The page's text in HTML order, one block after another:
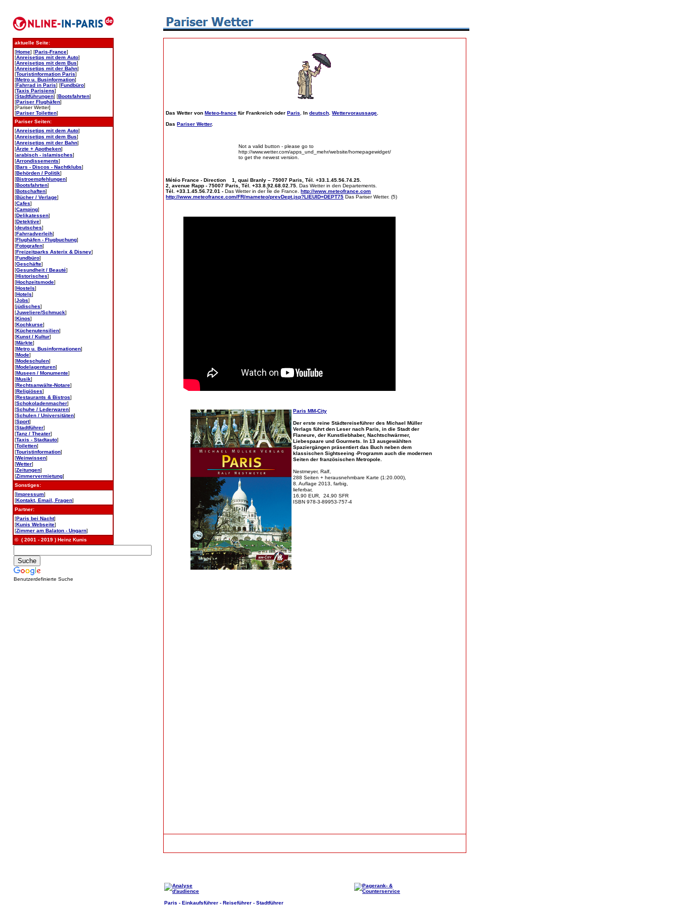
aktuelle Seite:
[Home] [Paris-France]
[Anreisetips mit dem Auto]
[Anreisetips mit dem Bus]
[Anreisetips mit der Bahn]
[Touristinformation Paris]
[Metro u. Businformation]
[Fahrrad in Paris] [Fundbüro]
[Taxis Parisiens]
[Stadtführungen] [Bootsfahrten]
[Pariser Flughäfen]
[Pariser Wetter]
[Pariser Toiletten]
Pariser Seiten:
[Anreisetips mit dem Auto]
[Anreisetips mit dem Bus]
[Anreisetips mit der Bahn]
[Ärzte + Apotheken]
[arabisch - islamisches]
[Arrondissements]
[Bars - Discos - Nachtklubs]
[Behörden / Politik]
[Bistroempfehlungen]
[Bootsfahrten]
[Botschaften]
[Bücher / Verlage]
[Cafes]
[Camping]
[Delikatessen]
[Detektive]
[deutsches]
[Fahrradverleih]
[Flughäfen - Flugbuchung]
[Fotografen]
[Freizeitparks Asterix & Disney]
[Fundbüro]
[Geschäfte]
[Gesundheit / Beauté]
[Historisches]
[Hochzeitsmode]
[Hostels]
[Hotels]
[Jobs]
[jüdisches]
[Juweliere/Schmuck]
[Kinos]
[Kochkurse]
[Küchenutensilien]
[Kunst / Kultur]
[Märkte]
[Metro u. Businformationen]
[Mode]
[Modeschulen]
[Modelagenturen]
[Museen / Monumente]
[Musik]
[Rechtsanwälte-Notare]
[Religiöses]
[Restaurants & Bistros]
[Schokoladenmacher]
[Schuhe / Lederwaren]
[Schulen / Universitäten]
[Sport]
[Stadtführer]
[Tanz / Theater]
[Taxis - Stadtauto]
[Toiletten]
[Touristinformation]
[Weinwissen]
[Wetter]
[Zeitungen]
[Zimmervermietung]
Sonstiges:
[Impressum]
[Kontakt, Email, Fragen]
Partner:
[Paris bei Nacht]
[Kunis Webseite]
[Zimmer am Balaton - Ungarn]
© ( 2001 - 2019 ) Heinz Kunis
Benutzerdefinierte Suche
Das Wetter vonMeteo-france für Frankreich oderParis. Indeutsch.Wettervoraussage.
DasPariser Wetter.
Not a valid button - please go to
http://www.wetter.com/apps_und_mehr/website/homepagewidget/
to get the newest version.
Météo France - Direction 1, quai Branly – 75007 Paris, Tél. +33.1.45.56.74.25.
2, avenue Rapp - 75007 Paris, Tél. +33.8.92.68.02.75.Das Wetter in den Departements.
Tél. +33.1.45.56.72.01 -Das Wetter in der Île de France. http://www.meteofrance.com
http://www.meteofrance.com/FR/mameteo/prevDept.jsp?LIEUID=DEPT75 Das Pariser Wetter. (5)
Paris MM-City
Der erste reine Städtereiseführer des Michael Müller
Verlags führt den Leser nach Paris, in die Stadt der
Flaneure, der Kunstliebhaber, Nachtschwärmer,
Liebespaare und Gourmets. In 13 ausgewählten
Spaziergängen präsentiert das Buch neben dem
klassischen Sightseeing -Programm auch die modernen
Seiten der französischen Metropole.
Nestmeyer, Ralf,
288 Seiten + herausnehmbare Karte (1:20.000),
8. Auflage 2013, farbig,
lieferbar,
16,90 EUR, 24,90 SFR
ISBN 978-3-89953-757-4
Paris - Einkaufsführer - Reiseführer - Stadtführer